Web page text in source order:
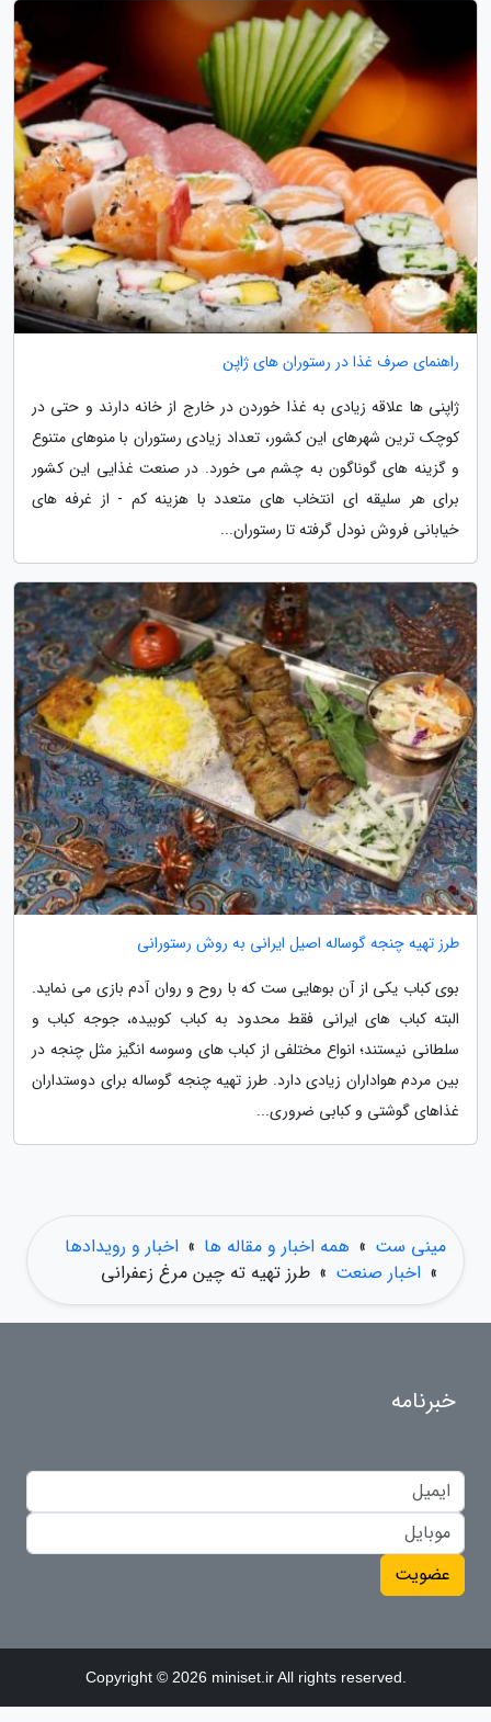
راهنمای صرف غذا در رستوران های ژاپن
ژاپنی ها علاقه زیادی به غذا خوردن در خارج از خانه دارند و حتی در
کوچک ترین شهرهای این کشور، تعداد زیادی رستوران با منوهای متنوع
و گزینه های گوناگون به چشم می خورد. در صنعت غذایی این کشور
برای هر سلیقه ای انتخاب های متعدد با هزینه کم - از غرفه های
خیابانی فروش نودل گرفته تا رستوران...
طرز تهیه چنجه گوساله اصیل ایرانی به روش رستورانی
بوی کباب یکی از آن بوهایی ست که با روح و روان آدم بازی می نماید.
البته کباب های ایرانی فقط محدود به کباب کوبیده، جوجه کباب و
سلطانی نیستند؛ انواع مختلفی از کباب های وسوسه انگیز مثل چنجه در
بین مردم هواداران زیادی دارد. طرز تهیه چنجه گوساله برای دوستداران
غذاهای گوشتی و کبابی ضروری...
مینی ست » همه اخبار و مقاله ها » اخبار و رویدادها
» اخبار صنعت » طرز تهیه ته چین مرغ زعفرانی
خبرنامه
عضویت
Copyright © 2026 miniset.ir All rights reserved.